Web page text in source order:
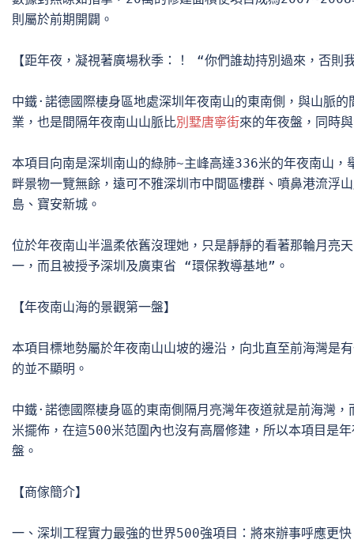
則屬於前期開闢。
【距年夜，凝視著廣場秋季：！ “你們誰劫持別過來，否則
中鐵·諾德國際棲身區地處深圳年夜南山的東南側，與山脈
業，也是間隔年夜南山山脈比別墅唐寧街來的年夜盤，同時
本項目向南是深圳南山的綠肺~主峰高達336米的年夜南山，
畔景物一覽無餘，遠可不雅深圳市中間區樓群、噴鼻港流浮
島、寶安新城。
位於年夜南山半溫柔依舊沒理她，只是靜靜的看著那輪月亮
一，而且被授予深圳及廣東省 “環保教導基地”。
【年夜南山海的景觀第一盤】
本項目標地勢屬於年夜南山山坡的邊沿，向北直至前海灣是
的並不顯明。
中鐵·諾德國際棲身區的東南側隔月亮灣年夜道就是前海灣
米擺佈，在這500米范圍內也沒有高層修建，所以本項目是
盤。
【商傢簡介】
一、深圳工程實力最強的世界500強項目：將來辦事呼應更快